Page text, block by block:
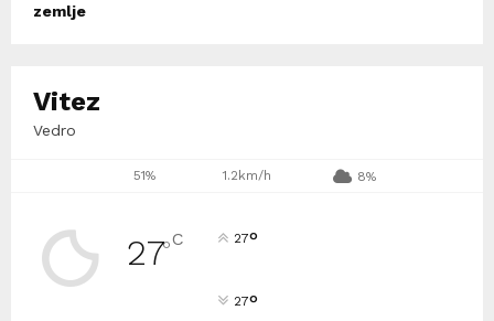
zemlje
Vitez
Vedro
51% 1.2km/h 8%
27°C 27°
27°